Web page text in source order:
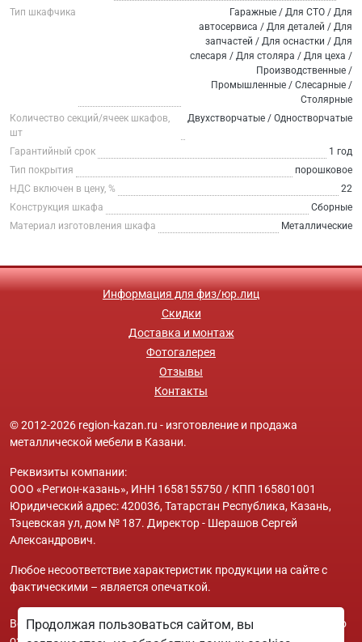
Тип шкафчика
Гаражные / Для СТО / Для
автосервиса / Для деталей / Для
запчастей / Для оснастки / Для
слесаря / Для столяра / Для цеха /
Производственные /
Промышленные / Слесарные /
Столярные
Количество секций/ячеек шкафов,
шт
Двухстворчатые / Одностворчатые
Гарантийный срок
1 год
Тип покрытия
порошковое
НДС включен в цену, %
22
Конструкция шкафа
Сборные
Материал изготовления шкафа
Металлические
Информация для физ/юр.лиц
Скидки
Доставка и монтаж
Фотогалерея
Отзывы
Контакты
© 2012-2026 region-kazan.ru - изготовление и продажа
металлической мебели в Казани.
Реквизиты компании:
ООО «Регион-казань», ИНН 1658155750 / КПП 165801001
Юридический адрес: 420036, Татарстан Республика, Казань,
Тэцевская ул, дом № 187. Директор - Шерашов Сергей
Александрович.
Любое несоответствие характеристик продукции на сайте с
фактическими – является опечаткой.
Вся информация на сайте region-kazan.ru носит исключительно
Продолжая пользоваться сайтом, вы